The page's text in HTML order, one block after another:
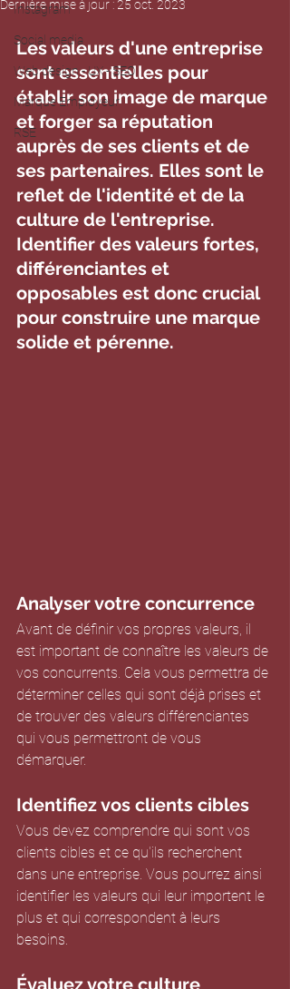
Instagram
Social media
Web design - UX - SEO
Marque Employeur
RSE
Dernière mise à jour :25 oct. 2023
Les valeurs d'une entreprise
sont essentielles pour
établir son image de marque
et forger sa réputation
auprès de ses clients et de
ses partenaires. Elles sont le
reflet de l'identité et de la
culture de l'entreprise.
Identifier des valeurs fortes,
différenciantes et
opposables est donc crucial
pour construire une marque
solide et pérenne.
Analyser votre concurrence
Avant de définir vos propres valeurs, il
est important de connaître les valeurs de
vos concurrents. Cela vous permettra de
déterminer celles qui sont déjà prises et
de trouver des valeurs différenciantes
qui vous permettront de vous
démarquer.
Identifiez vos clients cibles
Vous devez comprendre qui sont vos
clients cibles et ce qu'ils recherchent
dans une entreprise. Vous pourrez ainsi
identifier les valeurs qui leur importent le
plus et qui correspondent à leurs
besoins.
Évaluez votre culture